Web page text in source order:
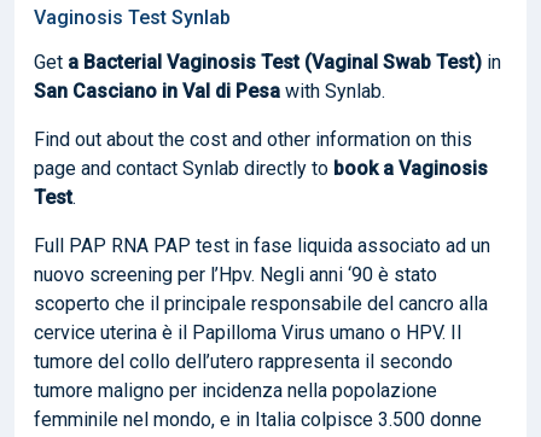
Vaginosis Test Synlab
Get a Bacterial Vaginosis Test (Vaginal Swab Test) in
San Casciano in Val di Pesa with Synlab.
Find out about the cost and other information on this
page and contact Synlab directly to book a Vaginosis
Test.
Full PAP RNA PAP test in fase liquida associato ad un
nuovo screening per l’Hpv. Negli anni ‘90 è stato
scoperto che il principale responsabile del cancro alla
cervice uterina è il Papilloma Virus umano o HPV. Il
tumore del collo dell’utero rappresenta il secondo
tumore maligno per incidenza nella popolazione
femminile nel mondo, e in Italia colpisce 3.500 donne